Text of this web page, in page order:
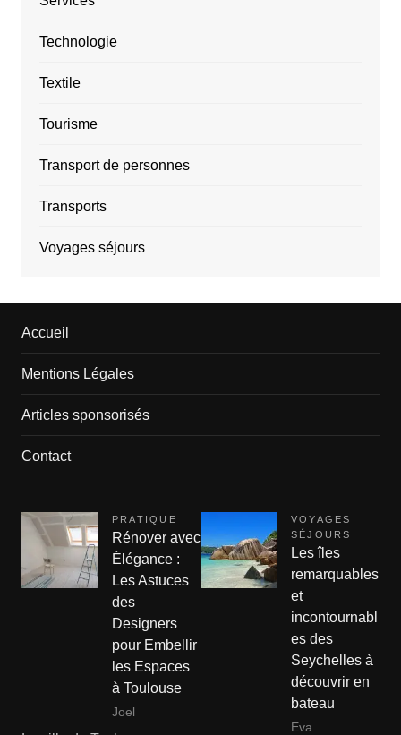
Technologie
Textile
Tourisme
Transport de personnes
Transports
Voyages séjours
Accueil
Mentions Légales
Articles sponsorisés
Contact
PRATIQUE
Rénover avec
Élégance :
Les Astuces
des
Designers
pour Embellir
les Espaces
à Toulouse
Joel
VOYAGES
SÉJOURS
Les îles
remarquables
et
incontournabl
es des
Seychelles à
découvrir en
bateau
Eva